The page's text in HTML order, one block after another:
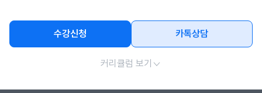
수강신청 카톡상담
커리큘럼 보기